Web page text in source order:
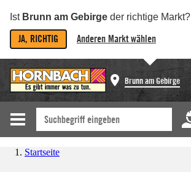
Ist Brunn am Gebirge der richtige Markt?
JA, RICHTIG Anderen Markt wählen
Brunn am Gebirge
Startseite